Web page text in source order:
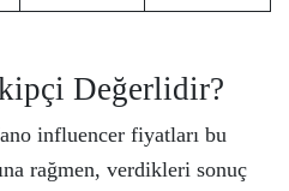
Değerlidir?
influencer fiyatları bu
rağmen, verdikleri sonuç